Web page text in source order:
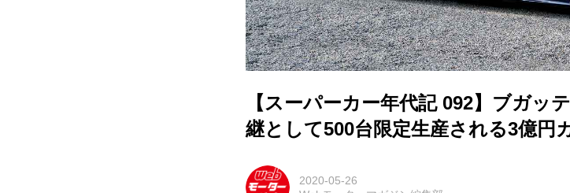
【スーパーカー年代記 092】ブガッ
継として500台限定生産される3億円
2020-05-26